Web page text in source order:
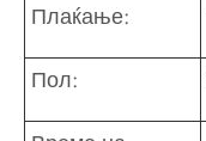
Плаќање:
Пол: